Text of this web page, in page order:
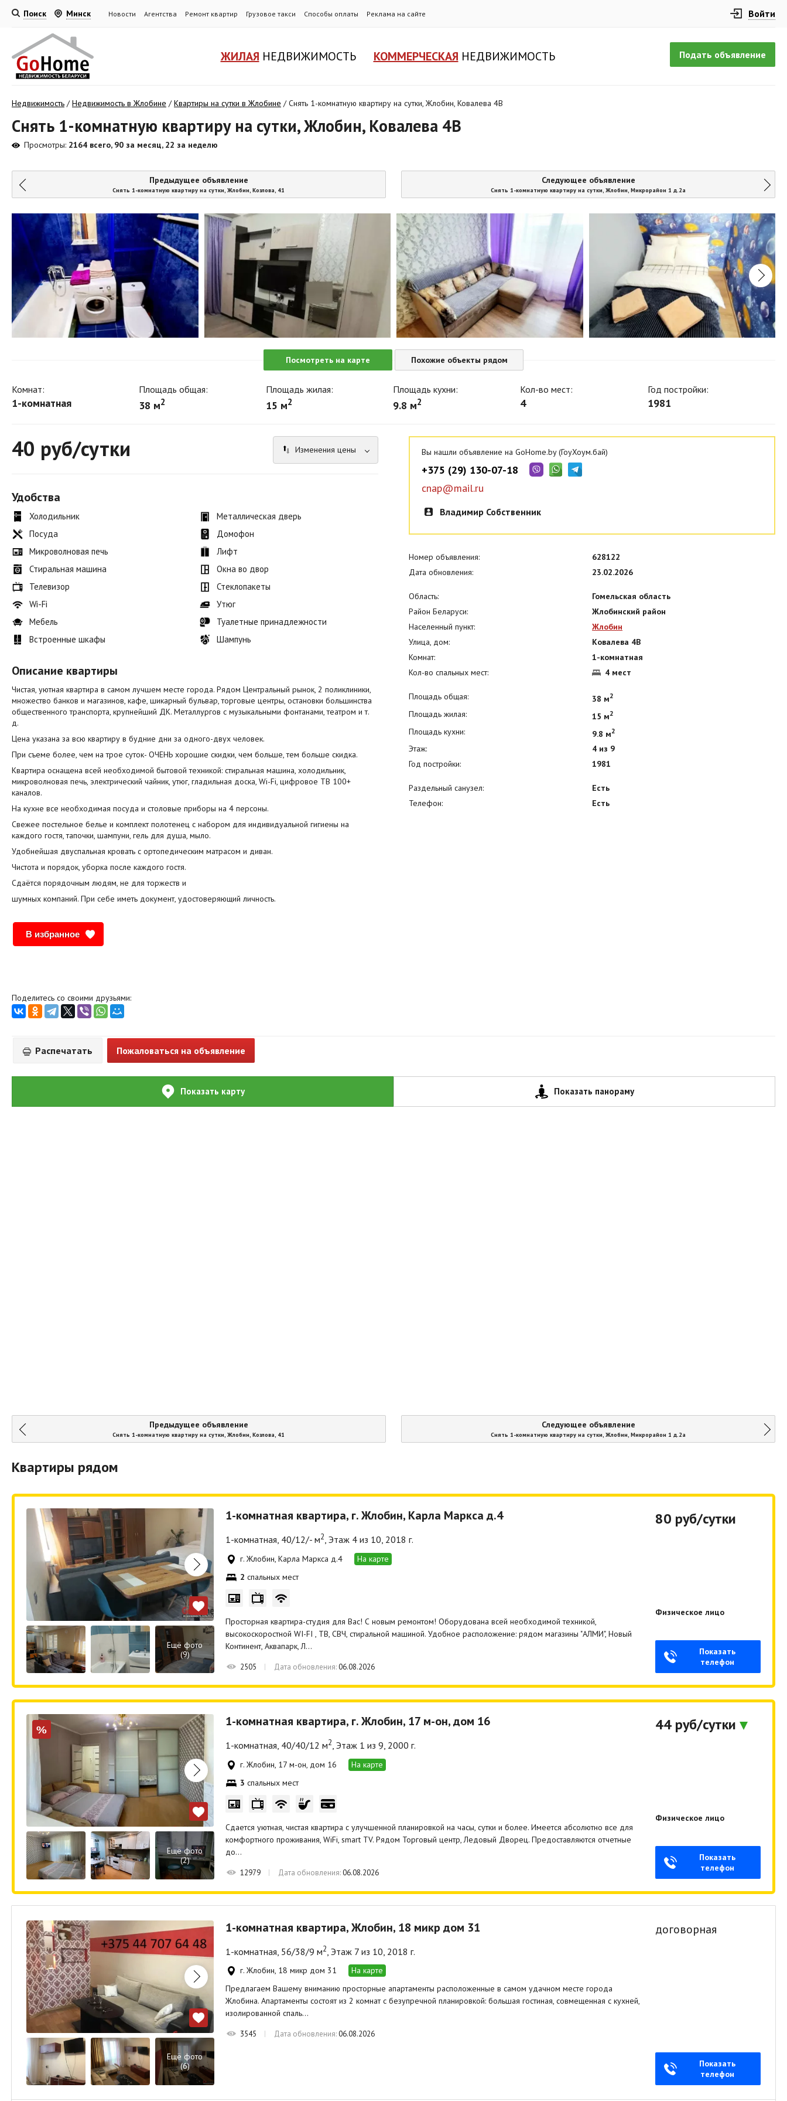
Поиск Минск Новости Агентства Ремонт квартир Грузовое такси Способы оплаты Реклама на сайте Войти
Подать объявление
ЖИЛАЯ НЕДВИЖИМОСТЬ КОММЕРЧЕСКАЯ НЕДВИЖИМОСТЬ
Недвижимость /Недвижимость в Жлобине /Квартиры на сутки в Жлобине /Снять 1-комнатную квартиру на сутки, Жлобин, Ковалева 4В
Снять 1-комнатную квартиру на сутки, Жлобин, Ковалева 4В
Просмотры: 2164 всего, 90 за месяц, 22 за неделю
Предыдущее объявление
Снять 1-комнатную квартиру на сутки, Жлобин, Козлова, 41
Следующее объявление
Снять 1-комнатную квартиру на сутки, Жлобин, Микрорайон 1 д.2а
Посмотреть на карте Похожие объекты рядом
Комнат:
1-комнатная
Площадь общая:
38 м2
Площадь жилая:
15 м2
Площадь кухни:
9.8 м2
Кол-во мест:
4
Год постройки:
1981
40 руб/сутки Изменения цены
Удобства
Холодильник
Посуда
Микроволновая печь
Стиральная машина
Телевизор
Wi-Fi
Мебель
Встроенные шкафы
Металлическая дверь
Домофон
Лифт
Окна во двор
Стеклопакеты
Утюг
Туалетные принадлежности
Шампунь
Описание квартиры
Чистая, уютная квартира в самом лучшем месте города. Рядом Центральный рынок, 2 поликлиники,
множество банков и магазинов, кафе, шикарный бульвар, торговые центры, остановки большинства
общественного транспорта, крупнейший ДК. Металлургов с музыкальными фонтанами, театром и т.
д.
Цена указана за всю квартиру в будние дни за одного-двух человек.
При съеме более, чем на трое суток- ОЧЕНЬ хорошие скидки, чем больше, тем больше скидка.
Квартира оснащена всей необходимой бытовой техникой: стиральная машина, холодильник,
микроволновая печь, электрический чайник, утюг, гладильная доска, Wi-Fi, цифровое ТВ 100+
каналов.
На кухне все необходимая посуда и столовые приборы на 4 персоны.
Свежее постельное белье и комплект полотенец с набором для индивидуальной гигиены на
каждого гостя, тапочки, шампуни, гель для душа, мыло.
Удобнейшая двуспальная кровать с ортопедическим матрасом и диван.
Чистота и порядок, уборка после каждого гостя.
Сдаётся порядочным людям, не для торжеств и
шумных компаний. При себе иметь документ, удостоверяющий личность.
В избранное
Вы нашли объявление на GoHome.by (ГоуХоум.бай)
+375 (29) 130-07-18
cnap@mail.ru
Владимир Собственник
Номер объявления:
628122
Дата обновления:
23.02.2026
Область:
Гомельская область
Район Беларуси:
Жлобинский район
Населенный пункт:
Жлобин
Улица, дом:
Ковалева 4В
Комнат:
1-комнатная
Кол-во спальных мест:
4 мест
Площадь общая: 38 м2
Площадь жилая: 15 м2
Площадь кухни: 9.8 м2
Этаж:
4 из 9
Год постройки:
1981
Раздельный санузел:
Есть
Телефон:
Есть
Поделитесь со своими друзьями:
Распечатать Пожаловаться на объявление
Показать карту Показать панораму
Предыдущее объявление
Снять 1-комнатную квартиру на сутки, Жлобин, Козлова, 41
Следующее объявление
Снять 1-комнатную квартиру на сутки, Жлобин, Микрорайон 1 д.2а
Квартиры рядом
Ещё фото
(9)
1-комнатная квартира, г. Жлобин, Карла Маркса д.4
1-комнатная, 40/12/- м2, Этаж 4 из 10, 2018 г.
г. Жлобин, Карла Маркса д.4
На карте
2 спальных мест
Просторная квартира-студия для Вас! С новым ремонтом! Оборудована всей необходимой техникой,
высокоскоростной WI-FI , ТВ, СВЧ, стиральной машиной. Удобное расположение: рядом магазины "АЛМИ", Новый
Континент, Аквапарк, Л…
2505 Дата обновления:06.08.2026
80 руб/сутки
Физическое лицо
Показать
телефон
%
Ещё фото
(2)
1-комнатная квартира, г. Жлобин, 17 м-он, дом 16
1-комнатная, 40/40/12 м2, Этаж 1 из 9, 2000 г.
г. Жлобин, 17 м-он, дом 16
На карте
3 спальных мест
Сдается уютная, чистая квартира с улучшенной планировкой на часы, сутки и более. Имеется абсолютно все для
комфортного проживания, WiFi, smart TV. Рядом Торговый центр, Ледовый Дворец. Предоставляются отчетные
до…
12979 Дата обновления:06.08.2026
44 руб/сутки
Физическое лицо
Показать
телефон
Ещё фото
(6)
1-комнатная квартира, Жлобин, 18 микр дом 31
1-комнатная, 56/38/9 м2 , Этаж 7 из 10, 2018 г.
г. Жлобин, 18 микр дом 31
На карте
Предлагаем Вашему вниманию просторные апартаменты расположенные в самом удачном месте города
Жлобина. Апартаменты состоят из 2 комнат с безупречной планировкой: большая гостиная, совмещенная с кухней,
изолированной спаль…
3545 Дата обновления:06.08.2026
договорная
Показать
телефон